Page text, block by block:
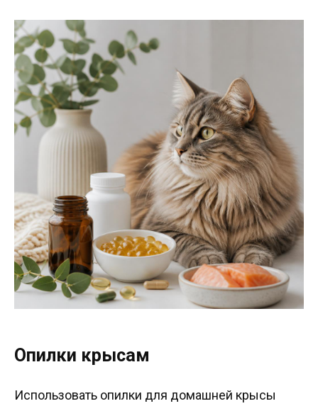
Опилки крысам
Использовать опилки для домашней крысы